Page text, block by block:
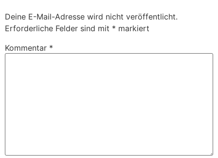
Deine E-Mail-Adresse wird nicht veröffentlicht.
Erforderliche Felder sind mit * markiert
Kommentar *